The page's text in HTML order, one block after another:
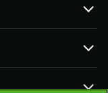
ト
ピングソリューション